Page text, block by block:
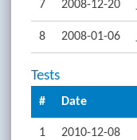
7 2008-12-20
8 2008-01-06
Tests
# Date
1 2010-12-08